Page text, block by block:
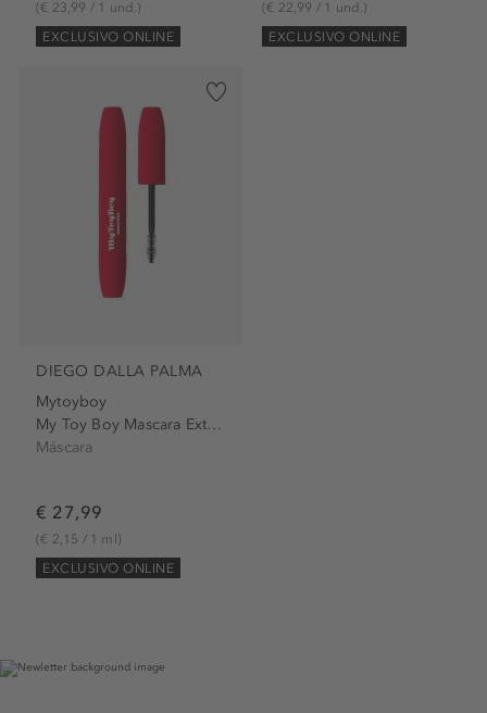
(€ 23,99 / 1 und.)
EXCLUSIVO ONLINE
(€ 22,99 / 1 und.)
EXCLUSIVO ONLINE
DIEGO DALLA PALMA
Mytoyboy
My Toy Boy Mascara Extra...
Máscara
€ 27,99
(€ 2,15 / 1 ml)
EXCLUSIVO ONLINE